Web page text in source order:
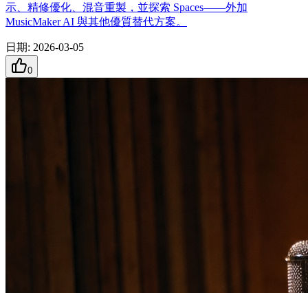
示、精修優化、混音重製，並探索 Spaces——外加
MusicMaker AI 與其他優質替代方案。
日期: 2026-03-05
0